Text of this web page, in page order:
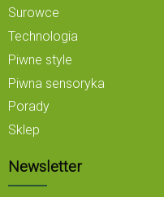
Surowce
Technologia
Piwne style
Piwna sensoryka
Porady
Sklep
Newsletter